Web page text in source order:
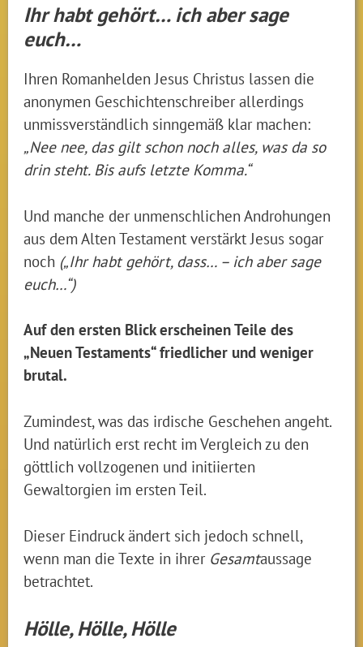
Ihr habt gehört… ich aber sage
euch…
Ihren Romanhelden Jesus Christus lassen die
anonymen Geschichtenschreiber allerdings
unmissverständlich sinngemäß klar machen:
„Nee nee, das gilt schon noch alles, was da so
drin steht. Bis aufs letzte Komma.“
Und manche der unmenschlichen Androhungen
aus dem Alten Testament verstärkt Jesus sogar
noch („Ihr habt gehört, dass… – ich aber sage
euch…“)
Auf den ersten Blick erscheinen Teile des
„Neuen Testaments“ friedlicher und weniger
brutal.
Zumindest, was das irdische Geschehen angeht.
Und natürlich erst recht im Vergleich zu den
göttlich vollzogenen und initiierten
Gewaltorgien im ersten Teil.
Dieser Eindruck ändert sich jedoch schnell,
wenn man die Texte in ihrer Gesamtaussage
betrachtet.
Hölle, Hölle, Hölle